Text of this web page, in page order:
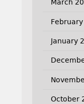
March
January
October